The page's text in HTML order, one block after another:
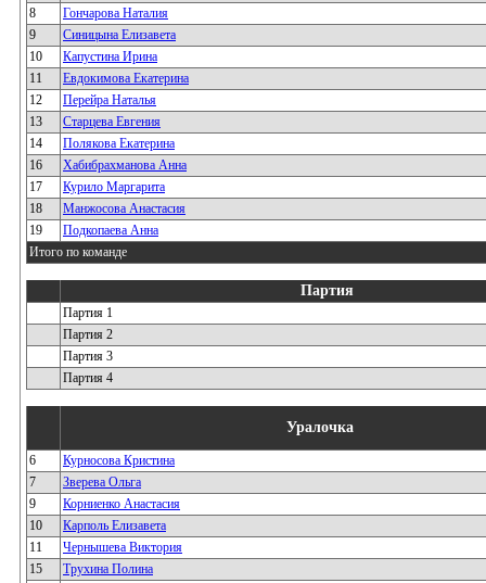
8
Гончарова Наталия
9
Синицына Елизавета
10
Капустина Ирина
11
Евдокимова Екатерина
12
Перейра Наталья
13
Старцева Евгения
14
Полякова Екатерина
16
Хабибрахманова Анна
17
Курило Маргарита
18
Манжосова Анастасия
19
Подкопаева Анна
Итого по команде
Партия
Партия 1
Партия 2
Партия 3
Партия 4
Уралочка
6
Курносова Кристина
7
Зверева Ольга
9
Корниенко Анастасия
10
Карполь Елизавета
11
Чернышева Виктория
15
Трухина Полина